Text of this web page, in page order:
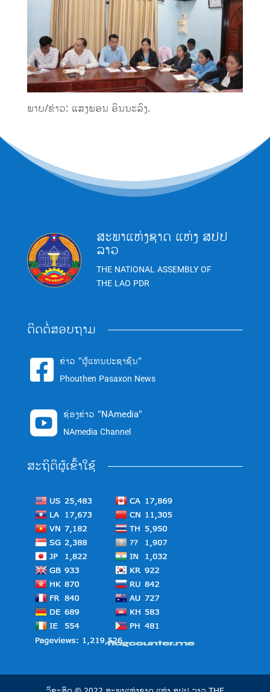
ພາບ/ຂ່າວ: ແສງພອນ ອິນນະລົງ.
ສະພາແຫ່ງຊາດ ແຫ່ງ ສປປ
ລາວ
THE NATIONAL ASSEMBLY OF
THE LAO PDR
ຕິດຕໍ່ສອບຖາມ
 ຂ່າວ "ຜູ້ແທນປະຊາຊົນ"
Phouthen Pasaxon News
 ຊ່ອງຂ່າວ "NAmedia"
NAmedia Channel
ສະຖິຕິຜູ້ເຂົ້າໃຊ້